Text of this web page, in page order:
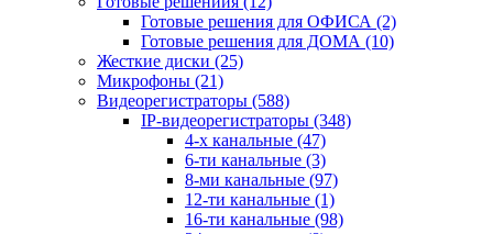
Готовые решения для ОФИСА (2)
Готовые решения для ДОМА (10)
Жесткие диски (25)
Микрофоны (21)
Видеорегистраторы (588)
IP-видеорегистраторы (348)
4-х канальные (47)
6-ти канальные (3)
8-ми канальные (97)
12-ти канальные (1)
16-ти канальные (98)